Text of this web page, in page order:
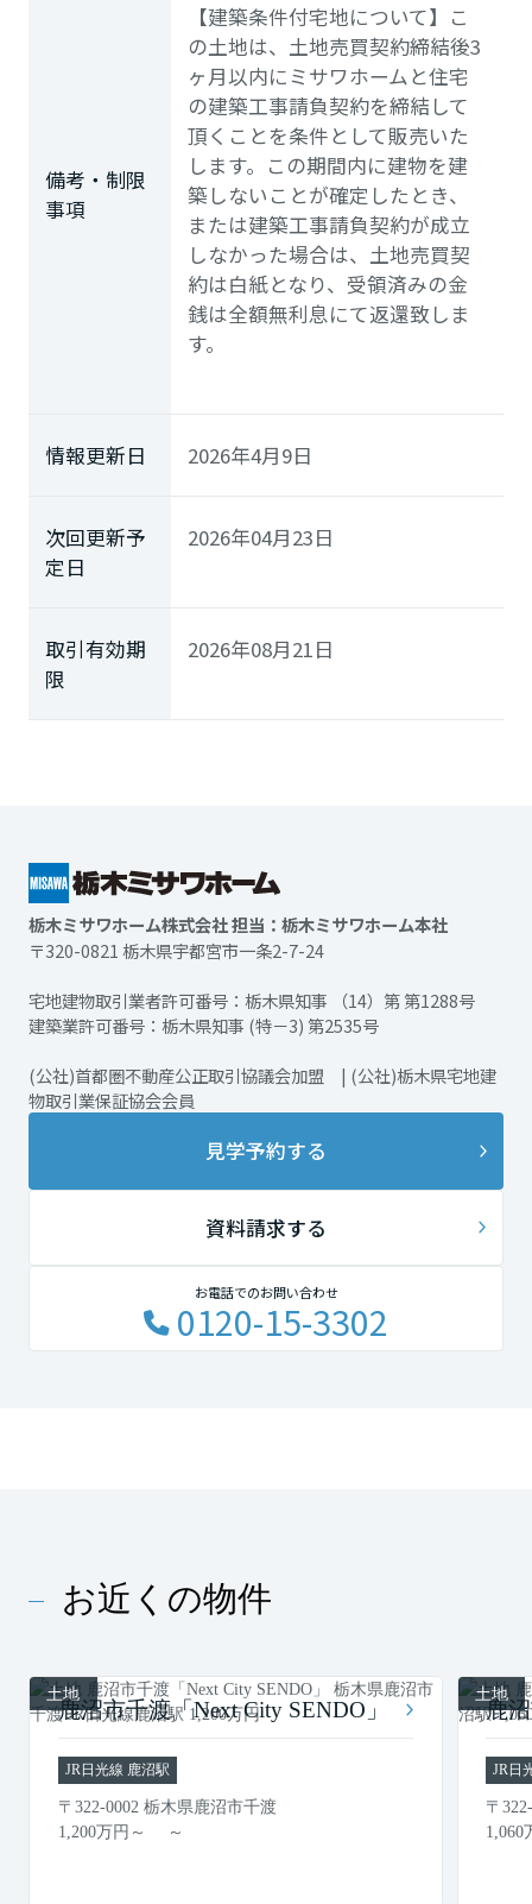
備考・制限
事項
【建築条件付宅地について】こ
の土地は、土地売買契約締結後3
ヶ月以内にミサワホームと住宅
の建築工事請負契約を締結して
頂くことを条件として販売いた
します。この期間内に建物を建
築しないことが確定したとき、
または建築工事請負契約が成立
しなかった場合は、土地売買契
約は白紙となり、受領済みの金
銭は全額無利息にて返還致しま
す。
情報更新日 2026年4月9日
次回更新予
定日
2026年04月23日
取引有効期
限
2026年08月21日
栃木ミサワホーム株式会社 担当：栃木ミサワホーム本社
〒320-0821 栃木県宇都宮市一条2-7-24
宅地建物取引業者許可番号：栃木県知事 （14）第 第1288号
建築業許可番号：栃木県知事 (特－3) 第2535号
(公社)首都圏不動産公正取引協議会加盟 | (公社)栃木県宅地建
物取引業保証協会会員
見学予約する
資料請求する
お電話でのお問い合わせ
0120-15-3302
お近くの物件
土地
鹿沼市千渡「Next City SENDO」
JR日光線 鹿沼駅
〒322-0002 栃木県鹿沼市千渡
1,200万円 ～ ～
土地
鹿
JR日
〒
1,060